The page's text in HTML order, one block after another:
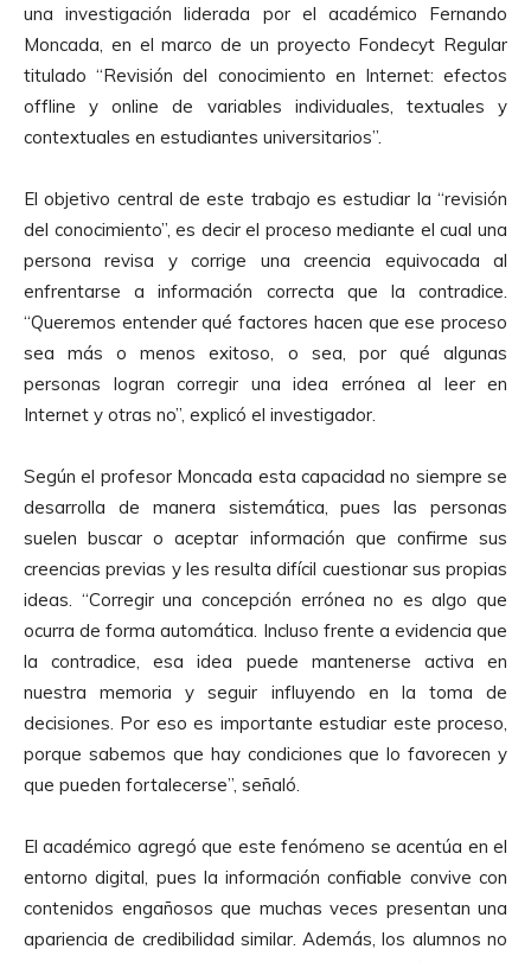
una investigación liderada por el académico Fernando
Moncada, en el marco de un proyecto Fondecyt Regular
titulado “Revisión del conocimiento en Internet: efectos
offline y online de variables individuales, textuales y
contextuales en estudiantes universitarios”.
El objetivo central de este trabajo es estudiar la “revisión
del conocimiento”, es decir el proceso mediante el cual una
persona revisa y corrige una creencia equivocada al
enfrentarse a información correcta que la contradice.
“Queremos entender qué factores hacen que ese proceso
sea más o menos exitoso, o sea, por qué algunas
personas logran corregir una idea errónea al leer en
Internet y otras no”, explicó el investigador.
Según el profesor Moncada esta capacidad no siempre se
desarrolla de manera sistemática, pues las personas
suelen buscar o aceptar información que confirme sus
creencias previas y les resulta difícil cuestionar sus propias
ideas. “Corregir una concepción errónea no es algo que
ocurra de forma automática. Incluso frente a evidencia que
la contradice, esa idea puede mantenerse activa en
nuestra memoria y seguir influyendo en la toma de
decisiones. Por eso es importante estudiar este proceso,
porque sabemos que hay condiciones que lo favorecen y
que pueden fortalecerse”, señaló.
El académico agregó que este fenómeno se acentúa en el
entorno digital, pues la información confiable convive con
contenidos engañosos que muchas veces presentan una
apariencia de credibilidad similar. Además, los alumnos no